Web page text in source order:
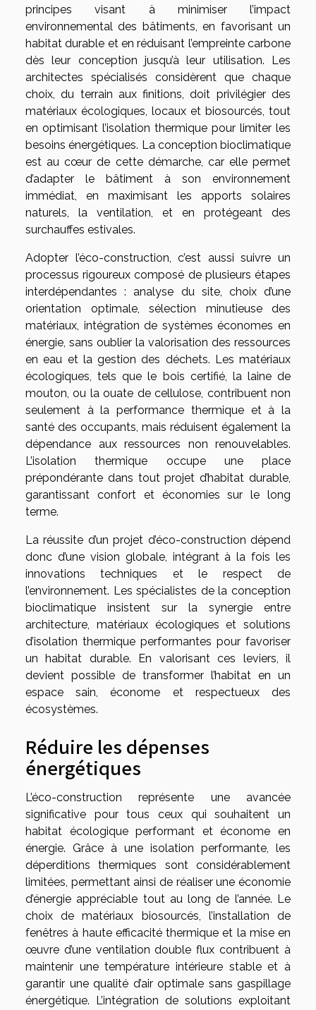
principes visant à minimiser l’impact
environnemental des bâtiments, en favorisant un
habitat durable et en réduisant l’empreinte carbone
dès leur conception jusqu’à leur utilisation. Les
architectes spécialisés considèrent que chaque
choix, du terrain aux finitions, doit privilégier des
matériaux écologiques, locaux et biosourcés, tout
en optimisant l’isolation thermique pour limiter les
besoins énergétiques. La conception bioclimatique
est au cœur de cette démarche, car elle permet
d’adapter le bâtiment à son environnement
immédiat, en maximisant les apports solaires
naturels, la ventilation, et en protégeant des
surchauffes estivales.
Adopter l’éco-construction, c’est aussi suivre un
processus rigoureux composé de plusieurs étapes
interdépendantes : analyse du site, choix d’une
orientation optimale, sélection minutieuse des
matériaux, intégration de systèmes économes en
énergie, sans oublier la valorisation des ressources
en eau et la gestion des déchets. Les matériaux
écologiques, tels que le bois certifié, la laine de
mouton, ou la ouate de cellulose, contribuent non
seulement à la performance thermique et à la
santé des occupants, mais réduisent également la
dépendance aux ressources non renouvelables.
L’isolation thermique occupe une place
prépondérante dans tout projet d’habitat durable,
garantissant confort et économies sur le long
terme.
La réussite d’un projet d’éco-construction dépend
donc d’une vision globale, intégrant à la fois les
innovations techniques et le respect de
l’environnement. Les spécialistes de la conception
bioclimatique insistent sur la synergie entre
architecture, matériaux écologiques et solutions
d’isolation thermique performantes pour favoriser
un habitat durable. En valorisant ces leviers, il
devient possible de transformer l’habitat en un
espace sain, économe et respectueux des
écosystèmes.
Réduire les dépenses
énergétiques
L’éco-construction représente une avancée
significative pour tous ceux qui souhaitent un
habitat écologique performant et économe en
énergie. Grâce à une isolation performante, les
déperditions thermiques sont considérablement
limitées, permettant ainsi de réaliser une économie
d’énergie appréciable tout au long de l’année. Le
choix de matériaux biosourcés, l’installation de
fenêtres à haute efficacité thermique et la mise en
œuvre d’une ventilation double flux contribuent à
maintenir une température intérieure stable et à
garantir une qualité d’air optimale sans gaspillage
énergétique. L’intégration de solutions exploitant